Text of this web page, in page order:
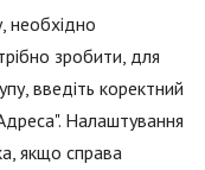
необхідно
зробити, для
введіть коректний
Налаштування
якщо справа